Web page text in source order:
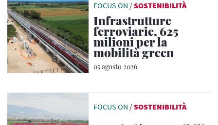
FOCUS ON /SOSTENIBILITÀ
Infrastrutture
ferroviarie, 625
milioni per la
mobilità green
05 agosto 2026
FOCUS ON /SOSTENIBILITÀ